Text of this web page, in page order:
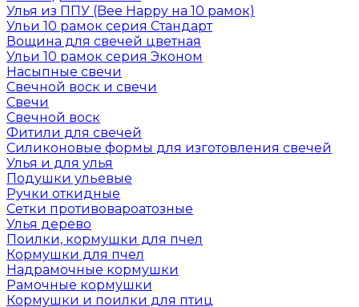
Улья из ППУ (Bee Happy на 10 рамок)
Ульи 10 рамок серия Стандарт
Вощина для свечей цветная
Ульи 10 рамок серия Эконом
Насыпные свечи
Свечной воск и свечи
Свечи
Свечной воск
Фитили для свечей
Силиконовые формы для изготовления свечей
Улья и для улья
Подушки ульевые
Ручки откидные
Сетки противовароатозные
Улья дерево
Поилки, кормушки для пчел
Кормушки для пчел
Надрамочные кормушки
Рамочные кормушки
Кормушки и поилки для птиц